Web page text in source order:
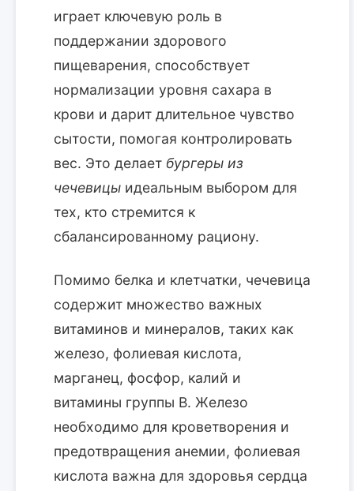
играет ключевую роль в
поддержании здорового
пищеварения, способствует
нормализации уровня сахара в
крови и дарит длительное чувство
сытости, помогая контролировать
вес. Это делает бургеры из
чечевицы идеальным выбором для
тех, кто стремится к
сбалансированному рациону.
Помимо белка и клетчатки, чечевица
содержит множество важных
витаминов и минералов, таких как
железо, фолиевая кислота,
марганец, фосфор, калий и
витамины группы B. Железо
необходимо для кроветворения и
предотвращения анемии, фолиевая
кислота важна для здоровья сердца